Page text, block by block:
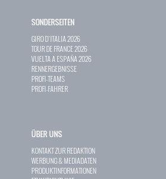
SONDERSEITEN
GIRO D`ITALIA 2026
TOUR DE FRANCE 2026
VUELTA A ESPAÑA 2026
RENNERGEBNISSE
PROFI-TEAMS
PROFI-FAHRER
ÜBER UNS
KONTAKT ZUR REDAKTION
WERBUNG & MEDIADATEN
PRODUKTINFORMATIONEN